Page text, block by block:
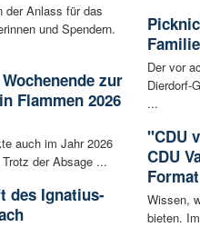
der Anlass für das
und Spendern.
zur
Flammen 2026
auch im Jahr 2026
der Absage ...
des Ignatius-
Der vor
Dierdorf-
...
"CDU
CDU
Format
Wissen,
bieten.